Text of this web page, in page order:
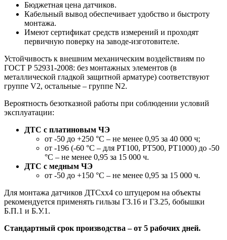
Бюджетная цена датчиков.
Кабельный вывод обеспечивает удобство и быстроту
монтажа.
Имеют сертификат средств измерений и проходят
первичную поверку на заводе-изготовителе.
Устойчивость к внешним механическим воздействиям по
ГОСТ Р 52931-2008: без монтажных элементов (в
металлической гладкой защитной арматуре) соответствуют
группе V2, остальные – группе N2.
Вероятность безотказной работы при соблюдении условий
эксплуатации:
ДТС с платиновым ЧЭ
от -50 до +250 °С – не менее 0,95 за 40 000 ч;
от -196 (-60 °С – для РТ100, РТ500, РТ1000) до -50
°С – не менее 0,95 за 15 000 ч.
ДТС с медным ЧЭ
от -50 до +150 °С – не менее 0,95 за 15 000 ч.
Для монтажа датчиков ДТСхх4 со штуцером на объекты
рекомендуется применять гильзы ГЗ.16 и ГЗ.25, бобышки
Б.П.1 и Б.У.1.
Стандартный срок производства – от 5 рабочих дней.